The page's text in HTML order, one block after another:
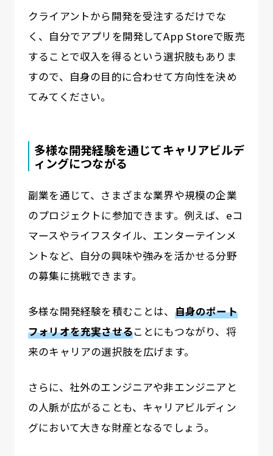
クライアントから開発を受注するだけでな
く、自分でアプリを開発してApp Storeで販売
することで収入を得るという選択肢もありま
すので、自身の目的に合わせて方向性を決め
てみてください。
多様な開発経験を通じてキャリアビルデ
ィングにつながる
副業を通じて、さまざまな業界や規模の企業
のプロジェクトに参加できます。例えば、eコ
マースやライフスタイル、エンターテインメ
ントなど、自分の興味や強みを活かせる分野
の募集に挑戦できます。
多様な開発経験を積むことは、 自身のポート
フォリオを充実させることにもつながり、将
来のキャリアの選択肢を広げます。
さらに、社外のエンジニアや非エンジニアと
の人脈が広がることも、キャリアビルディン
グにおいて大きな財産となるでしょう。